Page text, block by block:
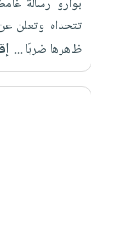
بوارو رسالة
تتحداه وتعلن
ظاهرها ضربًا ...